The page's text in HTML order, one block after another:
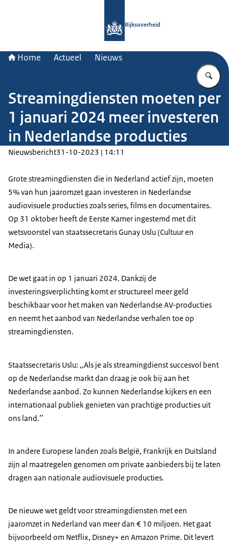
Rijksoverheid
Home Actueel Nieuws
Streamingdiensten moeten per
1 januari 2024 meer investeren
in Nederlandse producties
Nieuwsbericht31-10-2023 | 14:11
Grote streamingdiensten die in Nederland actief zijn, moeten
5% van hun jaaromzet gaan investeren in Nederlandse
audiovisuele producties zoals series, films en documentaires.
Op 31 oktober heeft de Eerste Kamer ingestemd met dit
wetsvoorstel van staatssecretaris Gunay Uslu (Cultuur en
Media).
De wet gaat in op 1 januari 2024. Dankzij de
investeringsverplichting komt er structureel meer geld
beschikbaar voor het maken van Nederlandse AV-producties
en neemt het aanbod van Nederlandse verhalen toe op
streamingdiensten.
Staatssecretaris Uslu: ,,Als je als streamingdienst succesvol bent
op de Nederlandse markt dan draag je ook bij aan het
Nederlandse aanbod. Zo kunnen Nederlandse kijkers en een
internationaal publiek genieten van prachtige producties uit
ons land.’’
In andere Europese landen zoals België, Frankrijk en Duitsland
zijn al maatregelen genomen om private aanbieders bij te laten
dragen aan nationale audiovisuele producties.
De nieuwe wet geldt voor streamingdiensten met een
jaaromzet in Nederland van meer dan € 10 miljoen. Het gaat
bijvoorbeeld om Netflix, Disney+ en Amazon Prime. Dit levert